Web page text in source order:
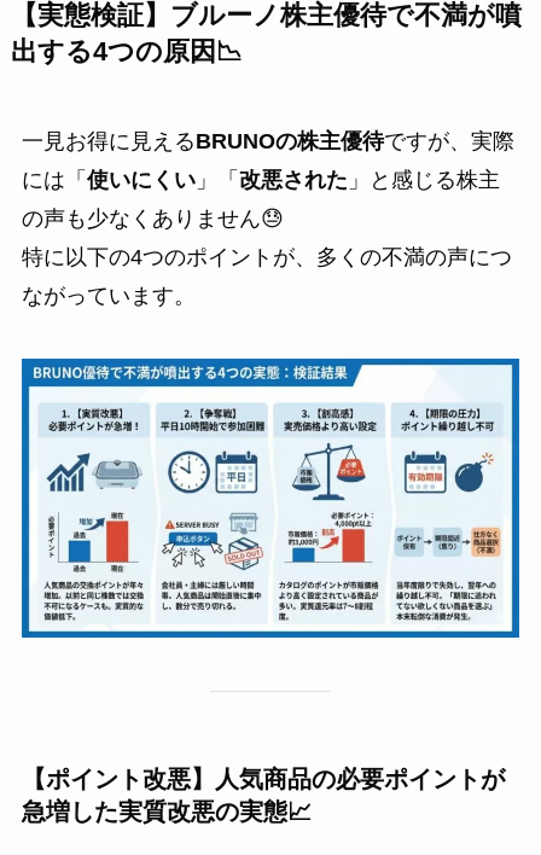
【実態検証】ブルーノ株主優待で不満が噴
出する4つの原因📉
一見お得に見えるBRUNOの株主優待ですが、実際
には「 使いにくい」「 改悪された 」と感じる株主
の声も少なくありません😓
特に以下の4つのポイントが、多くの不満の声につ
ながっています。
【ポイント改悪】人気商品の必要ポイントが
急増した実質改悪の実態📈